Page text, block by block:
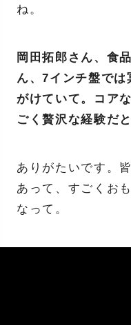
ね。
岡田拓郎さん、食
ん、7インチ盤で
がけていて。コア
ごく贅沢な経験だ
ありがたいです。
あって、すごくお
なって。